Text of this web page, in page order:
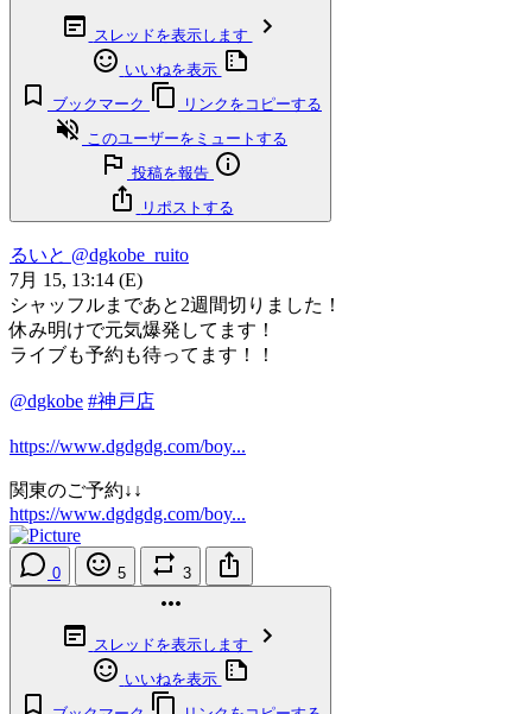
スレッドを表示します
いいねを表示
ブックマーク
リンクをコピーする
このユーザーをミュートする
投稿を報告
リポストする
るいと @dgkobe_ruito
7月 15, 13:14 (E)
シャッフルまであと2週間切りました！
休み明けで元気爆発してます！
ライブも予約も待ってます！！
@dgkobe #神戸店
https://www.dgdgdg.com/boy...
関東のご予約↓↓
https://www.dgdgdg.com/boy...
0 5 3
スレッドを表示します
いいねを表示